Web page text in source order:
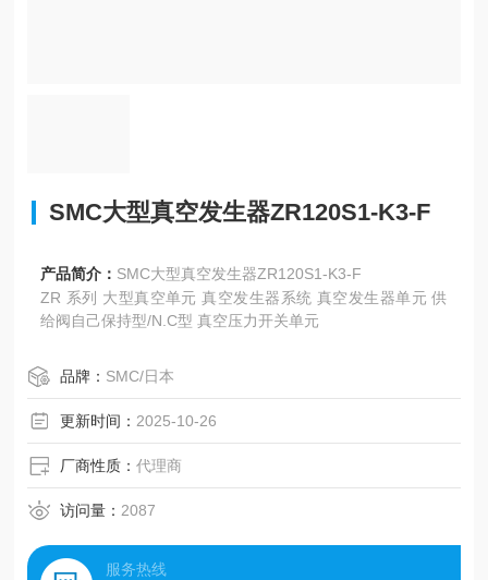
SMC大型真空发生器ZR120S1-K3-F
产品简介： SMC大型真空发生器ZR120S1-K3-F
ZR 系列 大型真空单元 真空发生器系统 真空发生器单元 供
给阀自己保持型/N.C型 真空压力开关单元
品牌： SMC/日本
更新时间： 2025-10-26
厂商性质：代理商
访问量： 2087
服务热线